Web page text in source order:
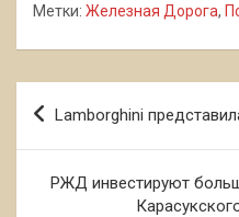
Метки: Железная Дорога,
Навигация
по
Lamborghini
РЖД инвестируют